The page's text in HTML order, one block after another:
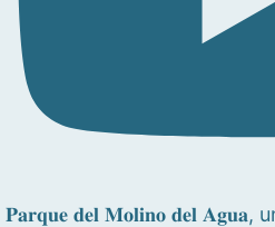
𝐏𝐚𝐫𝐪𝐮𝐞 𝐝𝐞𝐥 𝐌𝐨𝐥𝐢𝐧𝐨 𝐝𝐞𝐥